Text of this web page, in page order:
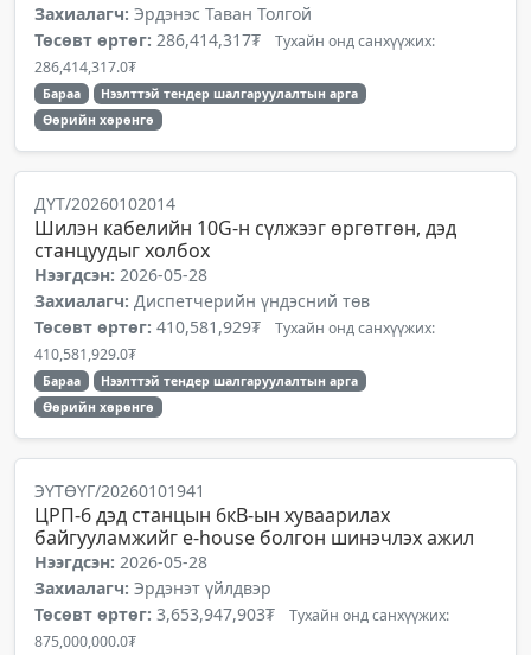
Захиалагч: Эрдэнэс Таван Толгой
Төсөвт өртөг: 286,414,317₮ Тухайн онд санхүүжих:
286,414,317.0₮
Бараа
Нээлттэй тендер шалгаруулалтын арга
Өөрийн хөрөнгө
ДҮТ/20260102014
Шилэн кабелийн 10G-н сүлжээг өргөтгөн, дэд
станцуудыг холбох
Нээгдсэн: 2026-05-28
Захиалагч: Диспетчерийн үндэсний төв
Төсөвт өртөг: 410,581,929₮ Тухайн онд санхүүжих:
410,581,929.0₮
Бараа
Нээлттэй тендер шалгаруулалтын арга
Өөрийн хөрөнгө
ЭҮТӨҮГ/20260101941
ЦРП-6 дэд станцын 6кВ-ын хуваарилах
байгууламжийг е-house болгон шинэчлэх ажил
Нээгдсэн: 2026-05-28
Захиалагч: Эрдэнэт үйлдвэр
Төсөвт өртөг: 3,653,947,903₮ Тухайн онд санхүүжих:
875,000,000.0₮